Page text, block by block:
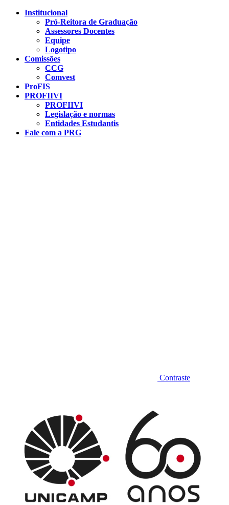
Conteúdo principal
Institucional
Pró-Reitora de Graduação
Assessores Docentes
Equipe
Logotipo
Comissões
CCG
Comvest
ProFIS
PROFIIVI
PROFIIVI
Legislação e normas
Entidades Estudantis
Fale com a PRG
Contraste